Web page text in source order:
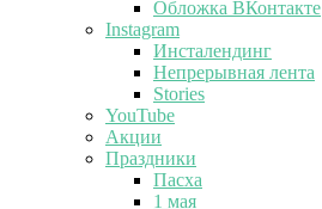
Обложка ВКонтакте
Instagram
Инсталендинг
Непрерывная лента
Stories
YouTube
Акции
Праздники
Пасха
1 мая